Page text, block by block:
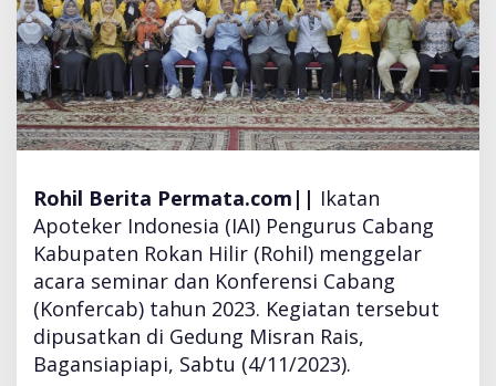
a
S
e
m
i
n
a
d
a
n
K
o
n
f
e
r
Rohil Berita Permata.com|| Ikatan
Apoteker Indonesia (IAI) Pengurus Cabang
Kabupaten Rokan Hilir (Rohil) menggelar
acara seminar dan Konferensi Cabang
(Konfercab) tahun 2023. Kegiatan tersebut
dipusatkan di Gedung Misran Rais,
Bagansiapiapi, Sabtu (4/11/2023).